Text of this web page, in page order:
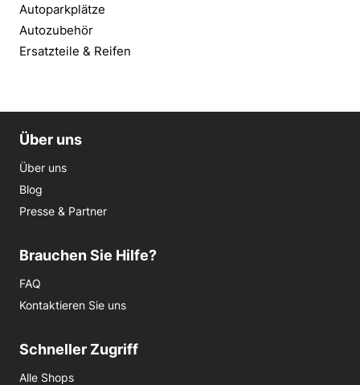
Autoparkplätze
Autozubehör
Ersatzteile & Reifen
Über uns
Über uns
Blog
Presse & Partner
Brauchen Sie Hilfe?
FAQ
Kontaktieren Sie uns
Schneller Zugriff
Alle Shops